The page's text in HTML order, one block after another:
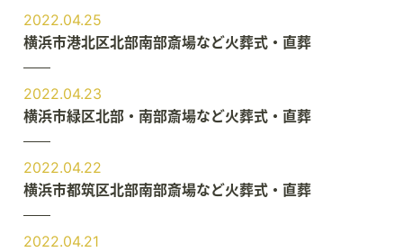
2022.04.25
横浜市港北区北部南部斎場など火葬式・直葬
2022.04.23
横浜市緑区北部・南部斎場など火葬式・直葬
2022.04.22
横浜市都筑区北部南部斎場など火葬式・直葬
2022.04.21